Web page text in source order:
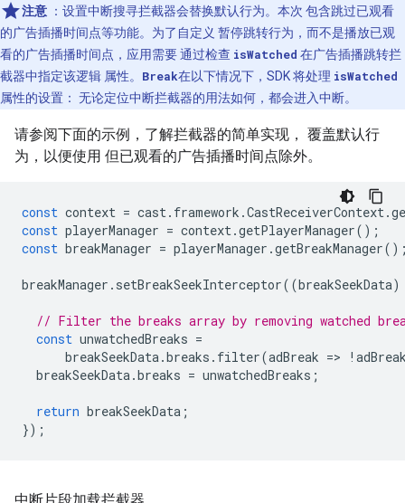
注意 ：设置中断搜寻拦截器会替换默认行为。本次 包含跳过已观看
的广告插播时间点等功能。为了自定义 暂停跳转行为，而不是播放已观
看的广告插播时间点，应用需要 通过检查 isWatched 在广告插播跳转拦
截器中指定该逻辑 属性。 Break在以下情况下，SDK 将处理 isWatched
属性的设置： 无论定位中断拦截器的用法如何，都会进入中断。
请参阅下面的示例，了解拦截器的简单实现， 覆盖默认行
为，以便使用 但已观看的广告插播时间点除外。
const context = cast. framework .CastReceiverContext.
const playerManager = context.getPlayerManager();
const breakManager = playerManager .getBreakManager
breakManager . setBreakSeekInterceptor((breakSeekData)
// Filter the breaks array by removing watched
const unwatchedBreaks =
breakSeekData.breaks . filter(adBreak => !
breakSeekData.breaks = unwatchedBreaks ;
return breakSeekData ;
});